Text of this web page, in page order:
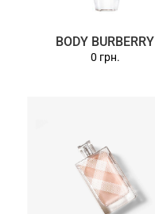
BODY BURBERRY
0 грн.